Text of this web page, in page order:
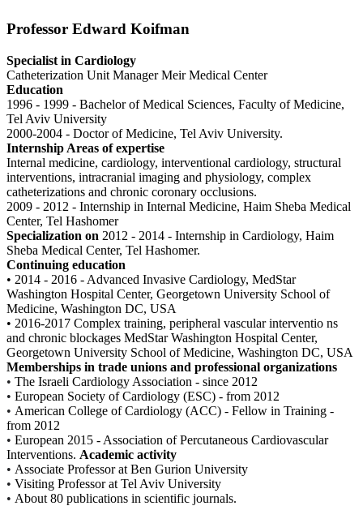
Professor Edward Koifman
Specialist in Cardiology
Catheterization Unit Manager Meir Medical Center
Education
1996 - 1999 - Bachelor of Medical Sciences, Faculty of Medicine,
Tel Aviv University
2000-2004 - Doctor of Medicine, Tel Aviv University.
Internship Areas of expertise
Internal medicine, cardiology, interventional cardiology, structural
interventions, intracranial imaging and physiology, complex
catheterizations and chronic coronary occlusions.
2009 - 2012 - Internship in Internal Medicine, Haim Sheba Medical
Center, Tel Hashomer
Specialization on 2012 - 2014 - Internship in Cardiology, Haim
Sheba Medical Center, Tel Hashomer.
Continuing education
• 2014 - 2016 - Advanced Invasive Cardiology, MedStar
Washington Hospital Center, Georgetown University School of
Medicine, Washington DC, USA
• 2016-2017 Complex training, peripheral vascular interventio ns
and chronic blockages MedStar Washington Hospital Center,
Georgetown University School of Medicine, Washington DC, USA
Memberships in trade unions and professional organizations
• The Israeli Cardiology Association - since 2012
• European Society of Cardiology (ESC) - from 2012
• American College of Cardiology (ACC) - Fellow in Training -
from 2012
• European 2015 - Association of Percutaneous Cardiovascular
Interventions. Academic activity
• Associate Professor at Ben Gurion University
• Visiting Professor at Tel Aviv University
• About 80 publications in scientific journals.